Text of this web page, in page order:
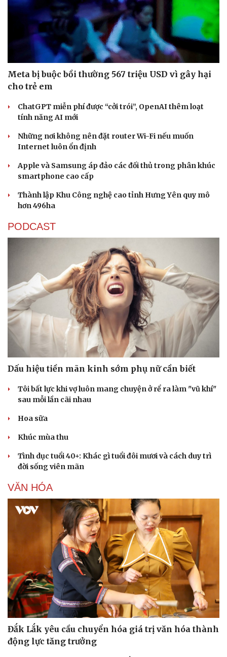
Dinh dưỡng - món ngon
Cây thuốc
Sản phụ khoa
Nhi khoa
Nam khoa
Làm đẹp - giảm cân
Phòng mạch online
Ăn sạch sống khỏe
Đời sống
Nhà đẹp
Blog
Tình yêu - Gia đình
Meta bị buộc bồi thường 567 triệu USD vì gây hại
cho trẻ em
ChatGPT miễn phí được “cởi trói”, OpenAI thêm loạt
tính năng AI mới
Những nơi không nên đặt router Wi-Fi nếu muốn
Internet luôn ổn định
Apple và Samsung áp đảo các đối thủ trong phân khúc
smartphone cao cấp
Thành lập Khu Công nghệ cao tỉnh Hưng Yên quy mô
hơn 496ha
PODCAST
Dấu hiệu tiền mãn kinh sớm phụ nữ cần biết
Tôi bất lực khi vợ luôn mang chuyện ở rể ra làm "vũ khí"
sau mỗi lần cãi nhau
Hoa sữa
Khúc mùa thu
Tình dục tuổi 40+: Khác gì tuổi đôi mươi và cách duy trì
đời sống viên mãn
VĂN HÓA
Đắk Lắk yêu cầu chuyển hóa giá trị văn hóa thành
động lực tăng trưởng